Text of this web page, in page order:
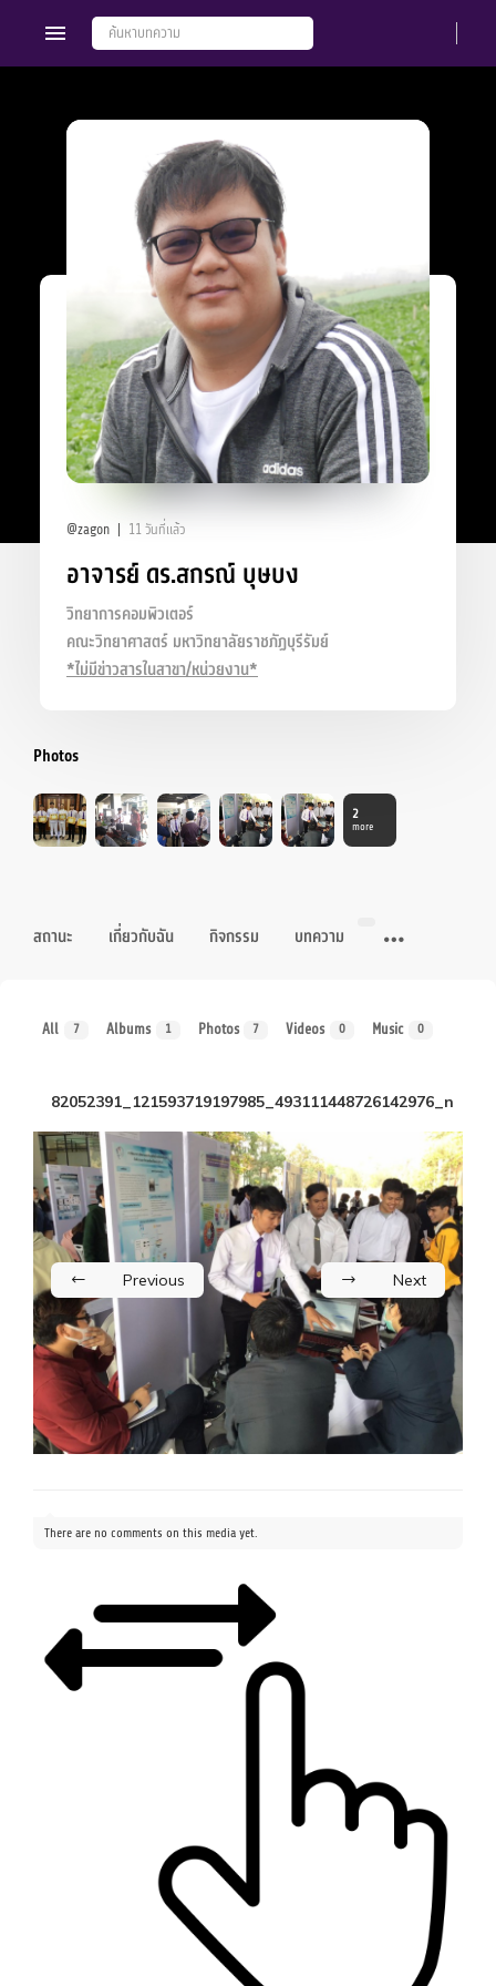
@zagon 11 วันที่แล้ว
อาจารย์ ดร.สกรณ์ บุษบง
วิทยาการคอมพิวเตอร์
คณะวิทยาศาสตร์ มหาวิทยาลัยราชภัฏบุรีรัมย์
*ไม่มีข่าวสารในสาขา/หน่วยงาน*
Photos
2
more
สถานะ เกี่ยวกับฉัน กิจกรรม บทความ
All 7 Albums 1 Photos 7 Videos 0 Music 0
82052391_121593719197985_493111448726142976_n
Previous Next
There are no comments on this media yet.
Groups